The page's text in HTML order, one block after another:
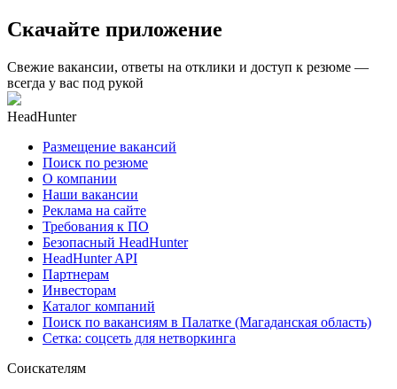
Скачайте приложение
Свежие вакансии, ответы на отклики и доступ к резюме —
всегда у вас под рукой
HeadHunter
Размещение вакансий
Поиск по резюме
О компании
Наши вакансии
Реклама на сайте
Требования к ПО
Безопасный HeadHunter
HeadHunter API
Партнерам
Инвесторам
Каталог компаний
Поиск по вакансиям в Палатке (Магаданская область)
Сетка: соцсеть для нетворкинга
Соискателям